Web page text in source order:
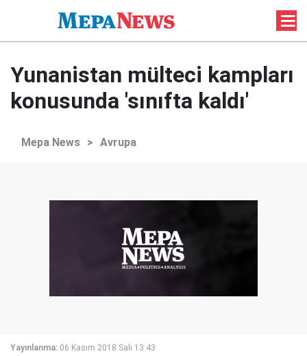
Yunanistan mülteci kampları
konusunda 'sınıfta kaldı'
Mepa News > Avrupa
Yayınlanma: 06 Kasım 2018 Salı 13:43